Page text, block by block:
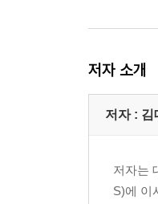
저자 소개
저자 : 김
저자는
S)에 이